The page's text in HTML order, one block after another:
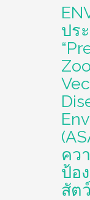
ปร
คว
ป้อ
สัต